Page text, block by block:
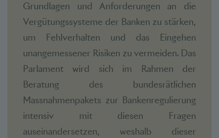
Grundlagen und Anforderungen an die
Vergütungssysteme der Banken zu stärken,
um Fehlverhalten und das Eingehen
unangemessener Risiken zu vermeiden. Das
Parlament wird sich im Rahmen der
Beratung des bundesrätlichen
Massnahmenpakets zur Bankenregulierung
intensiv mit diesen Fragen
auseinandersetzen, weshalb dieser